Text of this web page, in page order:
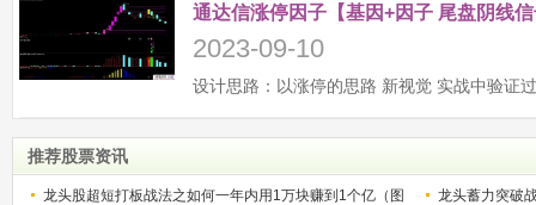
通达信涨停因子【基因+因子 尾盘阴线
2023-09-10
推荐股票资讯
龙头股超短打板战法之如何一年内用1万块赚到1个亿（图
龙头蓄力突破